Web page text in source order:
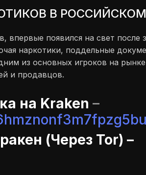
В
появился на свет после
наркотики, поддельные
из основных игроков на
и продавцов.
на Kraken –
(Через Tor) –